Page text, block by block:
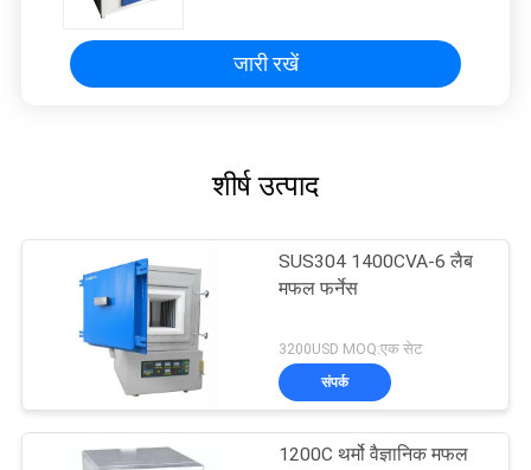
जारी रखें
शीर्ष उत्पाद
SUS304 1400CVA-6 लैब
मफल फर्नेस
3200USD MOQ:एक सेट
संपर्क
1200C थर्मो वैज्ञानिक मफल